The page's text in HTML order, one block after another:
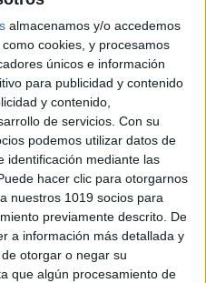
almacenamos y/o accedemos
cookies, y procesamos
únicos e información
para publicidad y contenido
y contenido,
de servicios. Con su
podemos utilizar datos de
identificación mediante las
hacer clic para otorgarnos
nuestros 1019 socios para
previamente descrito. De
a información más detallada y
otorgar o negar su
que algún procesamiento de